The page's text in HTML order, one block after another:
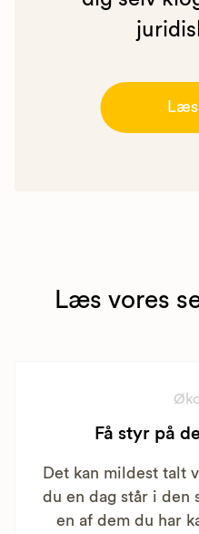
Læs vores
Få styr på
Det kan mildest talt
du en dag står i den
en af dem du har